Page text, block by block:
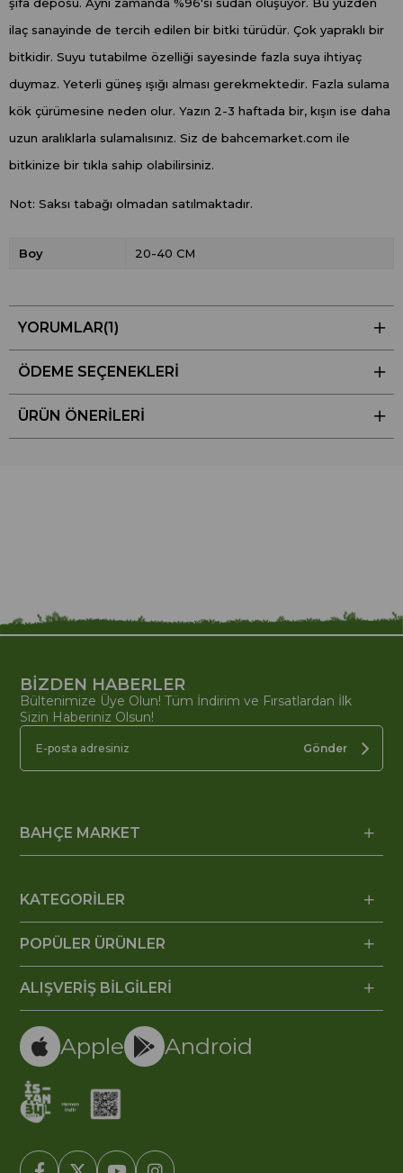
şifa deposu. Aynı zamanda %96'sı sudan oluşuyor. Bu yüzden
ilaç sanayinde de tercih edilen bir bitki türüdür. Çok yapraklı bir
bitkidir. Suyu tutabilme özelliği sayesinde fazla suya ihtiyaç
duymaz. Yeterli güneş ışığı alması gerekmektedir. Fazla sulama
kök çürümesine neden olur. Yazın 2-3 haftada bir, kışın ise daha
uzun aralıklarla sulamalısınız. Siz de bahcemarket.com ile
bitkinize bir tıkla sahip olabilirsiniz.
Not: Saksı tabağı olmadan satılmaktadır.
Boy 20-40 CM
YORUMLAR(1)
ÖDEME SEÇENEKLERI
ÜRÜN ÖNERILERI
BİZDEN HABERLER
Bültenimize Üye Olun! Tüm İndirim ve Fırsatlardan İlk
Sizin Haberiniz Olsun!
Gönder
BAHÇE MARKET
KATEGORİLER
POPÜLER ÜRÜNLER
ALIŞVERİŞ BİLGİLERİ
Apple Android